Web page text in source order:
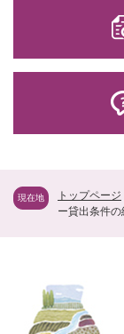
現在地 トップページ
ー貸出条件